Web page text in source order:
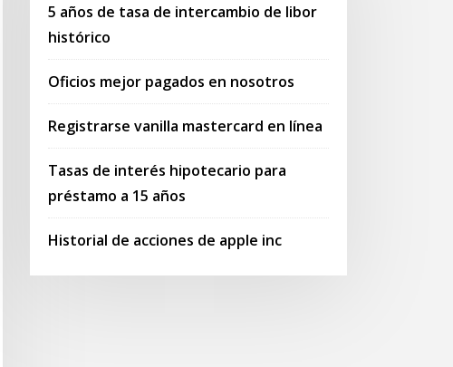
5 años de tasa de intercambio de libor
histórico
Oficios mejor pagados en nosotros
Registrarse vanilla mastercard en línea
Tasas de interés hipotecario para
préstamo a 15 años
Historial de acciones de apple inc